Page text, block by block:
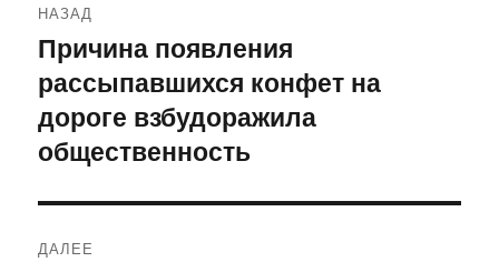
по
записям
НАЗАД
Предыдущая
запись:
Причина появления
рассыпавшихся конфет на
дороге взбудоражила
общественность
ДАЛЕЕ